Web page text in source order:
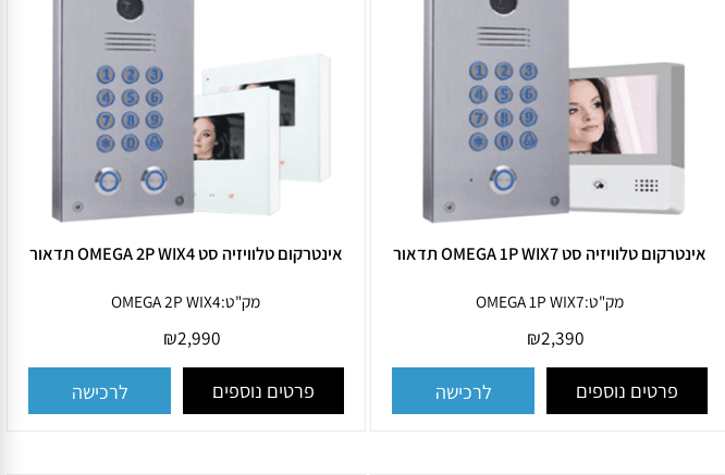
אינטרקום טלוויזיה סט OMEGA 1P WIX7 תדאור
מק"ט:OMEGA 1P WIX7
אינטרקום טלוויזיה סט OMEGA 2P WIX4 תדאור
מק"ט:OMEGA 2P WIX4